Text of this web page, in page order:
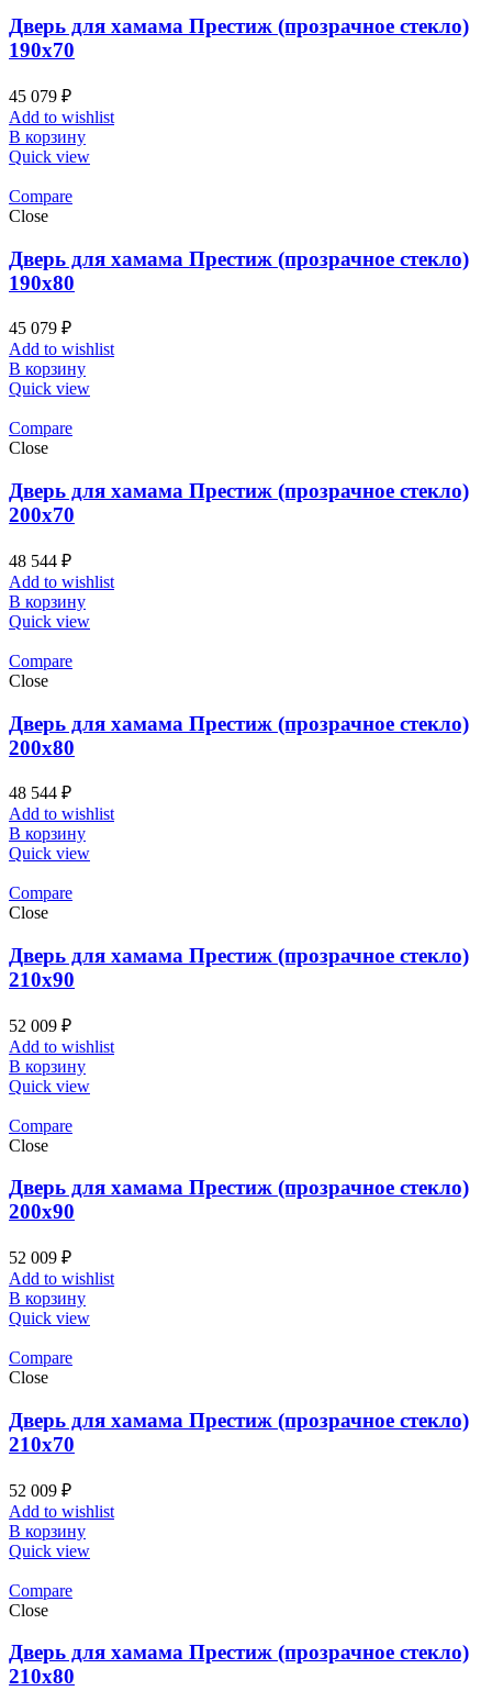
Дверь для хамама Престиж (прозрачное стекло)
190х70
45 079 ₽
Add to wishlist
В корзину
Quick view
Compare
Close
Дверь для хамама Престиж (прозрачное стекло)
190х80
45 079 ₽
Add to wishlist
В корзину
Quick view
Compare
Close
Дверь для хамама Престиж (прозрачное стекло)
200х70
48 544 ₽
Add to wishlist
В корзину
Quick view
Compare
Close
Дверь для хамама Престиж (прозрачное стекло)
200х80
48 544 ₽
Add to wishlist
В корзину
Quick view
Compare
Close
Дверь для хамама Престиж (прозрачное стекло)
210х90
52 009 ₽
Add to wishlist
В корзину
Quick view
Compare
Close
Дверь для хамама Престиж (прозрачное стекло)
200х90
52 009 ₽
Add to wishlist
В корзину
Quick view
Compare
Close
Дверь для хамама Престиж (прозрачное стекло)
210х70
52 009 ₽
Add to wishlist
В корзину
Quick view
Compare
Close
Дверь для хамама Престиж (прозрачное стекло)
210х80